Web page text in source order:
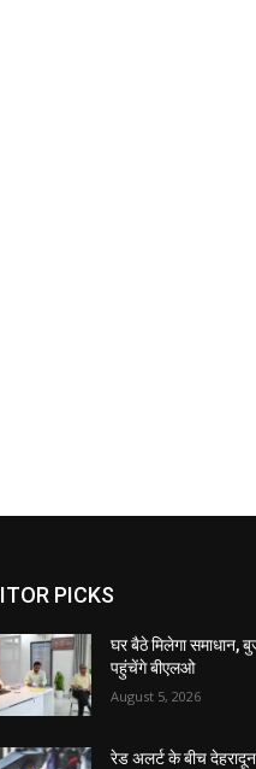
PICKS
घर बैठे मिलेगा समाधान,
पहुंचेंगे बीएलओ
August 5, 2026
रेड अलर्ट के बीच